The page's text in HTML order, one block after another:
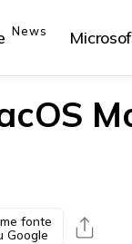
News
fonte
Google